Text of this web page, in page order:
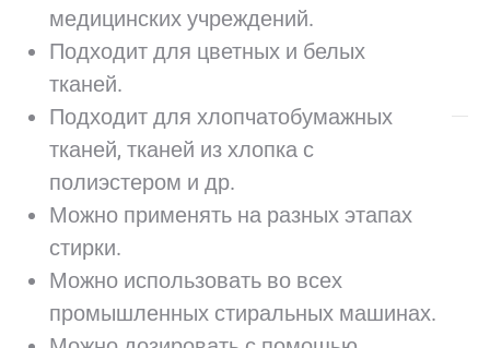
медицинских учреждений.
Подходит для цветных и белых
тканей.
Подходит для хлопчатобумажных
тканей, тканей из хлопка с
полиэстером и др.
Можно применять на разных этапах
стирки.
Можно использовать во всех
промышленных стиральных машинах.